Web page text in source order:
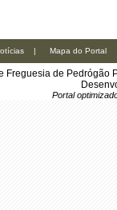
| Mapa do Portal
Freguesia de Pedrógão
Portal